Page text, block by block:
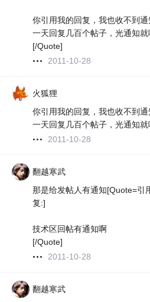
你引用我的回复，我也收不到通
一天回复几百个帖子，光通知就
[/Quote]
2011-10-28
火狐狸
你引用我的回复，我也收不到通
一天回复几百个帖子，光通知就
2011-10-28
翻越寒武
那是给发帖人有通知[Quote=引
复:]
技术区回帖有通知啊
[/Quote]
2011-10-28
翻越寒武